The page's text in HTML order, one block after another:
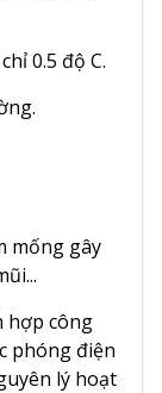
0.5 độ C.
mống gây
hợp công
phóng điện
lý hoạt